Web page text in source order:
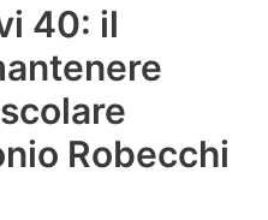
40: il
Robecchi